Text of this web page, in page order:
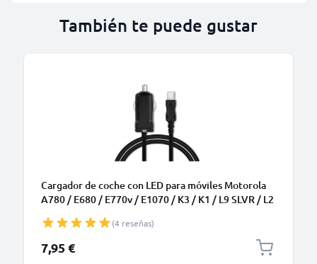
También te puede gustar
Cargador de coche con LED para móviles Motorola
A780 / E680 / E770v / E1070 / K3 / K1 / L9 SLVR / L2
1A / 1000mA
(4 reseñas)
7,95 €